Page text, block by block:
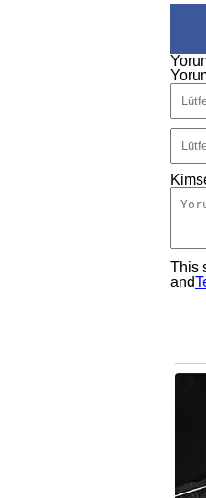
This
and